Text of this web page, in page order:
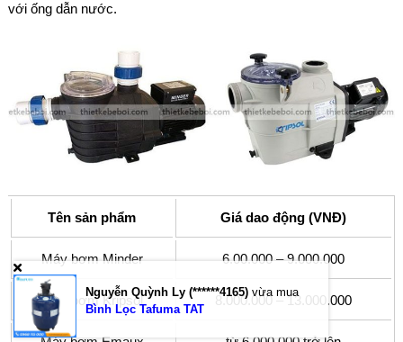
với ống dẫn nước.
Tên sản phẩm Giá dao động (VNĐ)
Máy bơm Minder 6.00.000 – 9.000.000
Máy bơm Kripsol 8.000.000 – 13.000.000
Nguyễn Quỳnh Ly (******4165) vừa mua
Bình Lọc Tafuma TAT